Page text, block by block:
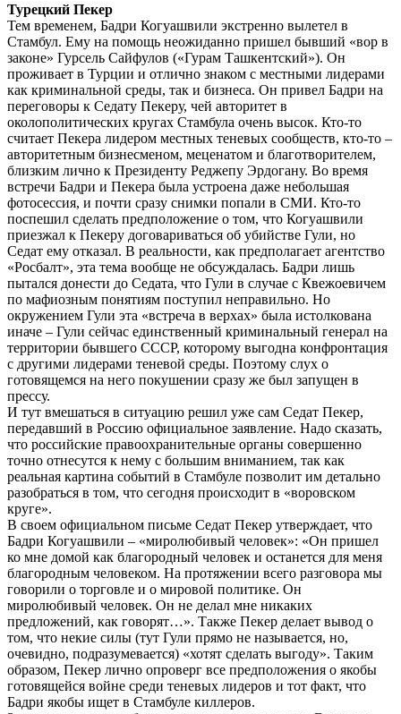
Турецкий Пекер
Тем временем, Бадри Когуашвили экстренно вылетел в
Стамбул. Ему на помощь неожиданно пришел бывший «вор в
законе» Гурсель Сайфулов («Гурам Ташкентский»). Он
проживает в Турции и отлично знаком с местными лидерами
как криминальной среды, так и бизнеса. Он привел Бадри на
переговоры к Седату Пекеру, чей авторитет в
околополитических кругах Стамбула очень высок. Кто-то
считает Пекера лидером местных теневых сообществ, кто-то –
авторитетным бизнесменом, меценатом и благотворителем,
близким лично к Президенту Реджепу Эрдогану. Во время
встречи Бадри и Пекера была устроена даже небольшая
фотосессия, и почти сразу снимки попали в СМИ. Кто-то
поспешил сделать предположение о том, что Когуашвили
приезжал к Пекеру договариваться об убийстве Гули, но
Седат ему отказал. В реальности, как предполагает агентство
«Росбалт», эта тема вообще не обсуждалась. Бадри лишь
пытался донести до Седата, что Гули в случае с Квежоевичем
по мафиозным понятиям поступил неправильно. Но
окружением Гули эта «встреча в верхах» была истолкована
иначе – Гули сейчас единственный криминальный генерал на
территории бывшего СССР, которому выгодна конфронтация
с другими лидерами теневой среды. Поэтому слух о
готовящемся на него покушении сразу же был запущен в
прессу.
И тут вмешаться в ситуацию решил уже сам Седат Пекер,
передавший в Россию официальное заявление. Надо сказать,
что российские правоохранительные органы совершенно
точно отнесутся к нему с большим вниманием, так как
реальная картина событий в Стамбуле позволит им детально
разобраться в том, что сегодня происходит в «воровском
круге».
В своем официальном письме Седат Пекер утверждает, что
Бадри Когуашвили – «миролюбивый человек»: «Он пришел
ко мне домой как благородный человек и останется для меня
благородным человеком. На протяжении всего разговора мы
говорили о торговле и о мировой политике. Он
миролюбивый человек. Он не делал мне никаких
предложений, как говорят…». Также Пекер делает вывод о
том, что некие силы (тут Гули прямо не называется, но,
очевидно, подразумевается) «хотят сделать выгоду». Таким
образом, Пекер лично опроверг все предположения о якобы
готовящейся войне среди теневых лидеров и тот факт, что
Бадри якобы ищет в Стамбуле киллеров.